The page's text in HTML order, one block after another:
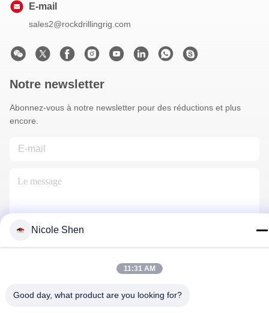
E-mail
sales2@rockdrillingrig.com
Notre newsletter
Abonnez-vous à notre newsletter pour des réductions et plus
encore.
Nous Contacter
Politique de confidentialité |Plan du site
Nicole Shen
11:31 AM
Good day, what product are you looking for?